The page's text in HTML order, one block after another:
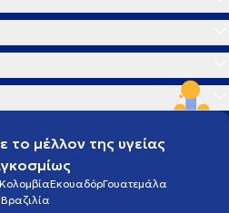
μέλλον της υγείας
ΕκουαδόρΓουατεμάλα
Βραζιλία